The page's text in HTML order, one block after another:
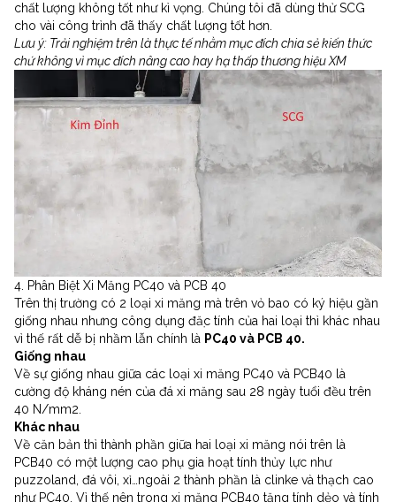
chất lượng không tốt như kì vọng. Chúng tôi đã dùng thử SCG
cho vài công trình đã thấy chất lượng tốt hơn.
Lưu ý: Trải nghiệm trên là thực tế nhằm mục đích chia sẻ kiến thức
chứ không vì mục đích nâng cao hay hạ thấp thương hiệu XM
4. Phân Biệt Xi Măng PC40 và PCB 40
Trên thị trường có 2 loại xi măng mà trên vỏ bao có ký hiệu gần
giống nhau nhưng công dụng đặc tính của hai loại thì khác nhau
vì thế rất dễ bị nhầm lẫn chính là PC40 và PCB 40.
Giống nhau
Về sự giống nhau giữa các loại xi măng PC40 và PCB40 là
cường độ kháng nén của đá xi măng sau 28 ngày tuổi đều trên
40 N/mm2.
Khác nhau
Về căn bản thì thành phần giữa hai loại xi măng nói trên là
PCB40 có một lượng cao phụ gia hoạt tính thủy lực như
puzzoland, đá vôi, xỉ…ngoài 2 thành phần là clinke và thạch cao
như PC40. Vì thế nên trong xi măng PCB40 tăng tính dẻo và tính